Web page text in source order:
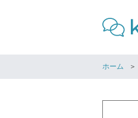
ホーム